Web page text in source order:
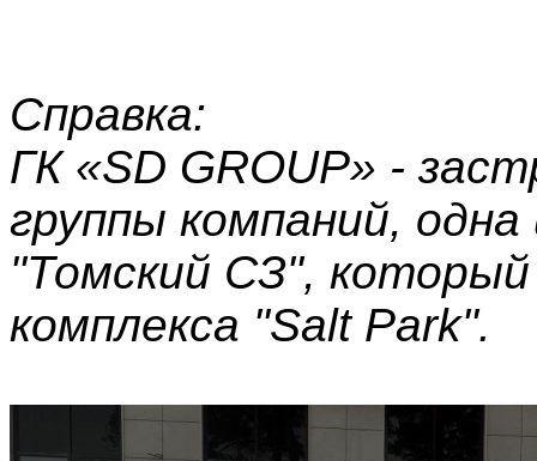
Справка:
ГК «SD GROUP» -
группы компаний,
"Томский СЗ",
комплекса "Salt Park".